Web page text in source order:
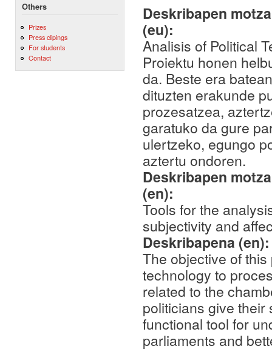
Others
Prizes
Press clipings
For students
Contact
Deskribapen
(eu):
Analisis of Political
Proiektu honen
da. Beste era
dituzten erakunde
prozesatzea,
garatuko da gure
ulertzeko, egungo
aztertu ondoren.
Deskribapen
(en):
Tools for the
subjectivity and
Deskribapena
The objective of
technology to
related to the
politicians give
functional tool for
parliaments and